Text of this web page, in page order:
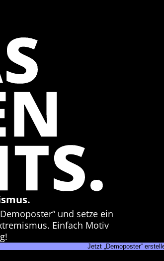
und setze ein
Einfach Motiv
Jetzt „Demoposter“